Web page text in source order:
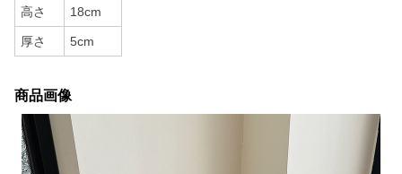
高さ 18cm
厚さ 5cm
商品画像